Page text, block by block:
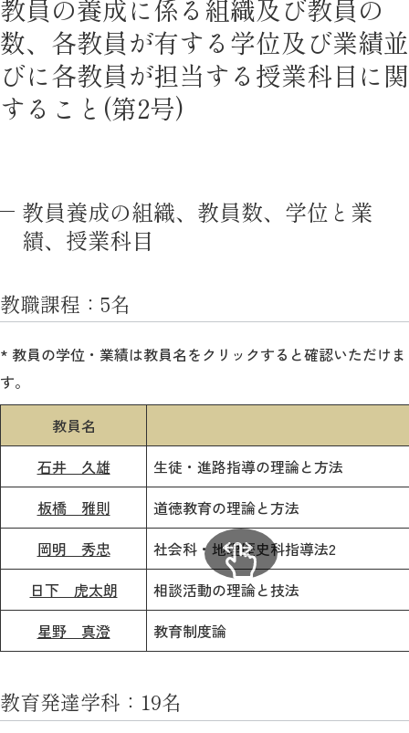
教員の養成に係る組織及び教員の
数、各教員が有する学位及び業績並
びに各教員が担当する授業科目に関
すること(第2号)
教員養成の組織、教員数、学位と業
績、授業科目
教職課程：5名
* 教員の学位・業績は教員名をクリックすると確認いただけま
す。
教員名
石井 久雄
生徒・進路指導の理論と方法
板橋 雅則
道徳教育の理論と方法
岡明 秀忠
社会科・地理歴史科指導法2
日下 虎太朗
相談活動の理論と技法
星野 真澄
教育制度論
教育発達学科：19名